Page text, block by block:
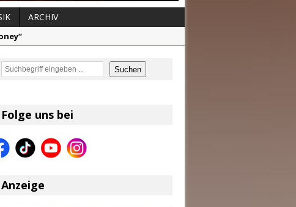
ARCHIV
und Shaboozey im Fokus
„Better Days Ahead“ an
Leser
Suchen Suchen
Folge uns bei
Anzeige